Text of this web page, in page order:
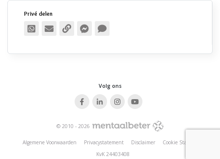
Privé delen
Volg ons
© 2010 - 2026
Algemene Voorwaarden Privacystatement Disclaimer
Cookie Statement
KvK 24403408